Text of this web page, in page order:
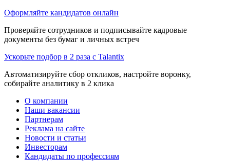
Оформляйте кандидатов онлайн
Проверяйте сотрудников и подписывайте кадровые
документы без бумаг и личных встреч
Ускорьте подбор в 2 раза с Talantix
Автоматизируйте сбор откликов, настройте воронку,
собирайте аналитику в 2 клика
О компании
Наши вакансии
Партнерам
Реклама на сайте
Новости и статьи
Инвесторам
Кандидаты по профессиям